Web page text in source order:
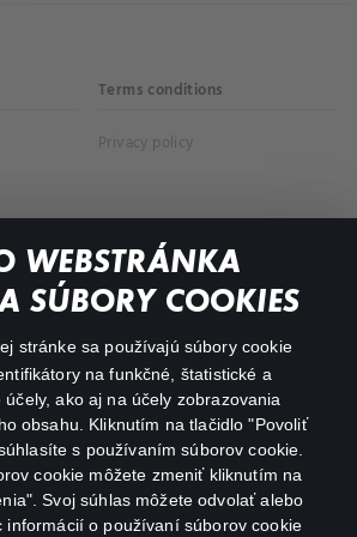
WEBSTRÁNKA
SÚBORY COOKIES
stránke sa používajú súbory cookie
na funkčné, štatistické a
účely, ako aj na účely zobrazovania
obsahu. Kliknutím na tlačidlo "Povoliť
s používaním súborov cookie.
cookie môžete zmeniť kliknutím na
Svoj súhlas môžete odvolať alebo
informácií o používaní súborov cookie
Terms conditions
Privacy policy